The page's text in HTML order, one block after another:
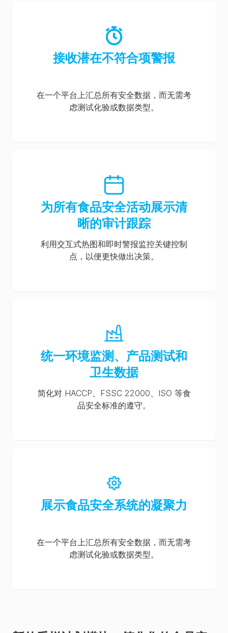
接收潜在不符合项警报
在一个平台上汇总所有安全数据，而无需考
虑测试化验或数据类型。
为所有食品安全活动展示清
晰的审计跟踪
利用交互式热图和即时警报监控关键控制
点，以便更快做出决策。
统一环境监测、产品测试和
卫生数据
简化对 HACCP、FSSC 22000、ISO 等食
品安全标准的遵守。
展示食品安全系统的凝聚力
在一个平台上汇总所有安全数据，而无需考
虑测试化验或数据类型。